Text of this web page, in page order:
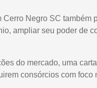
Negro SC também
ampliar seu poder de
do mercado, uma
consórcios com foco